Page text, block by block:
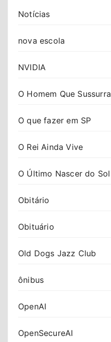
Notícias
nova escola
NVIDIA
O Homem Que Sussurra
O que fazer em SP
O Rei Ainda Vive
O Último Nascer do Sol
Obitário
Obituário
Old Dogs Jazz Club
ônibus
OpenAI
OpenSecureAI